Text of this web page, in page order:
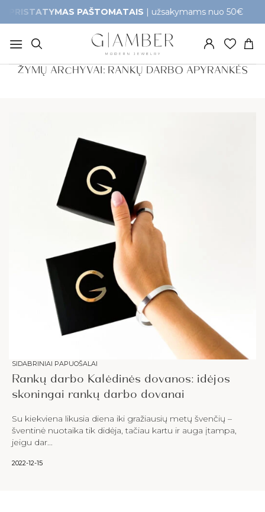
to
content
PAŠTOMATAIS| užsakymams nuo 50€
ŽYMŲ ARCHYVAI: RANKŲ DARBO APYRANKĖS
SIDABRINIAI PAPUOŠALAI
Rankų darbo Kalėdinės dovanos: idėjos
skoningai rankų darbo dovanai
Su kiekviena likusia diena iki gražiausių metų švenčių –
šventinė nuotaika tik didėja, tačiau kartu ir auga įtampa,
jeigu dar...
2022-12-15